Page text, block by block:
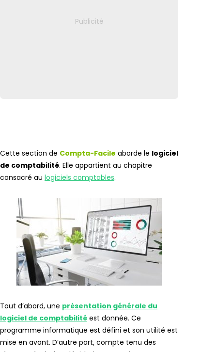
Cette section de Compta-Facile aborde le logiciel
de comptabilité. Elle appartient au chapitre
consacré au logiciels comptables.
Tout d’abord, une présentation générale du
logiciel de comptabilité est donnée. Ce
programme informatique est défini et son utilité est
mise en avant. D’autre part, compte tenu des